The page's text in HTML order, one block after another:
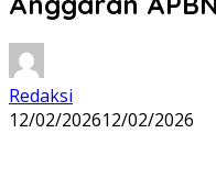
Redaksi
12/02/202612/02/2026